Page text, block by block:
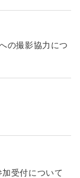
の撮影協力につ
加受付について